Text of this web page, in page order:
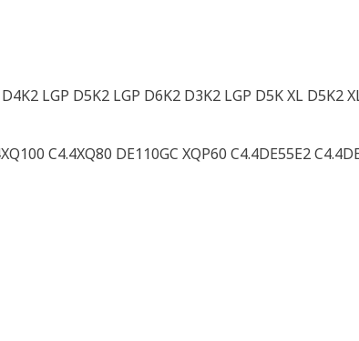
LGP D5K2 LGP D6K2 D3K2 LGP D5K XL D5K2
C4.4XQ80 DE110GC XQP60 C4.4DE55E2